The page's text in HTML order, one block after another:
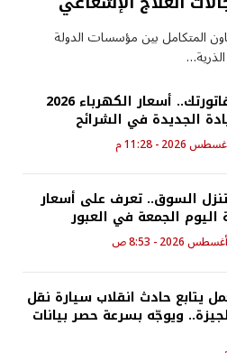
المتكامل بين مؤسسات الدولة
احسب فاتورتك.. أسعار الكهرباء 2026
الجديدة في الشرائح
السوق.. تعرف على أسعار
اليوم الجمعة في العبور
يتابع حادث انقلاب سيارة نقل
ويوجّه بسرعة حصر بيانات